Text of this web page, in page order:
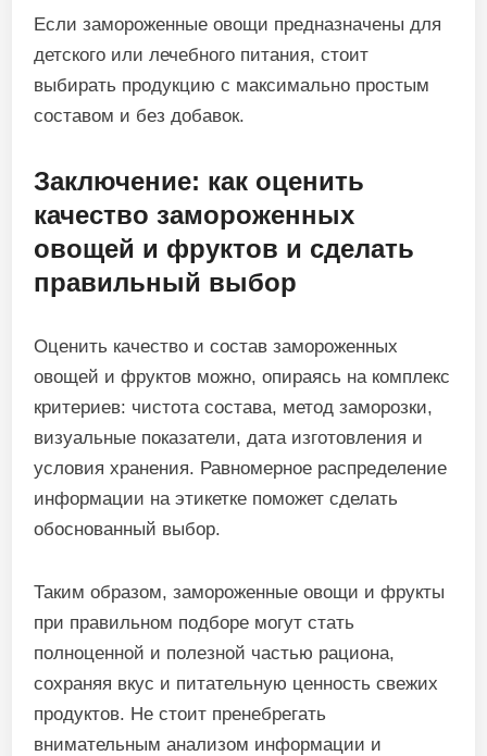
Если замороженные овощи предназначены для
детского или лечебного питания, стоит
выбирать продукцию с максимально простым
составом и без добавок.
Заключение: как оценить
качество замороженных
овощей и фруктов и сделать
правильный выбор
Оценить качество и состав замороженных
овощей и фруктов можно, опираясь на комплекс
критериев: чистота состава, метод заморозки,
визуальные показатели, дата изготовления и
условия хранения. Равномерное распределение
информации на этикетке поможет сделать
обоснованный выбор.
Таким образом, замороженные овощи и фрукты
при правильном подборе могут стать
полноценной и полезной частью рациона,
сохраняя вкус и питательную ценность свежих
продуктов. Не стоит пренебрегать
внимательным анализом информации и